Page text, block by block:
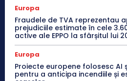
Europa
Fraudele de TVA reprezentau
prejudiciile estimate în cele
active ale EPPO la sfârșitul lui
Europa
Proiecte europene folosesc AI
pentru a anticipa incendiile și